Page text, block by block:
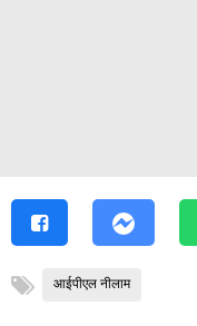
आईपीएल नीलाम